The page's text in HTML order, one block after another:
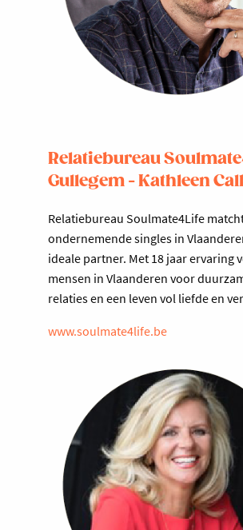
Relatiebureau
Gullegem - Kathleen
Relatiebureau Soulmate4Life
ondernemende singles in
ideale partner. Met 18 jaar ervaring
mensen in Vlaanderen voor
relaties en een leven vol liefde en
www.soulmate4life.be